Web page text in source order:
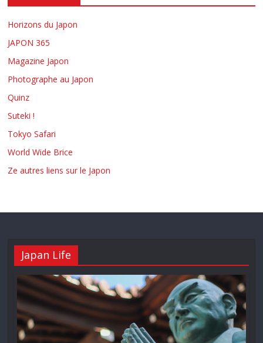
Horizons du Japon
JAPON 365
Magazine Japon
Photographe au Japon
Quinz
Suteki !
Tokyo Safari
World Wide Brice
Ze autres liens sur le Japon
Japan Life